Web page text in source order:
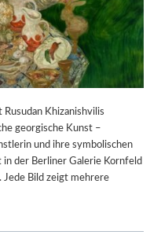
Khizanishvilis
georgische Kunst –
und ihre symbolischen
in der Berliner Galerie Kornfeld
Jede Bild zeigt mehrere